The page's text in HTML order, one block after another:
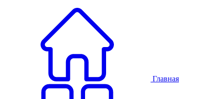
Главная